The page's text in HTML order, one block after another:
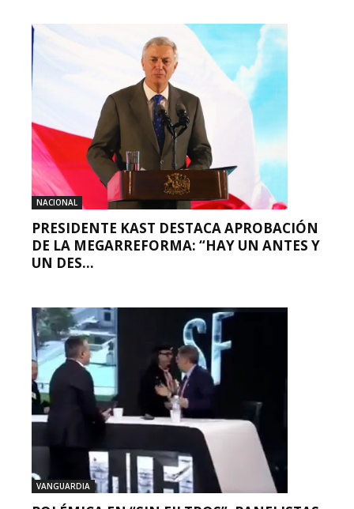
NACIONAL
PRESIDENTE KAST DESTACA APROBACIÓN
DE LA MEGARREFORMA: “HAY UN ANTES Y
UN DES...
VANGUARDIA